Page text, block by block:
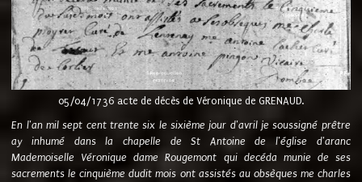
05/04/1736 acte de décès de Véronique de GRENAUD.
En l'an mil sept cent trente six le sixième jour d'avril je soussigné prêtre
ay inhumé dans la chapelle de St Antoine de l'église d'aranc
Mademoiselle Véronique dame Rougemont qui decéda munie de ses
sacrements le cinquième dudit mois ont assistés au obsèques me charles